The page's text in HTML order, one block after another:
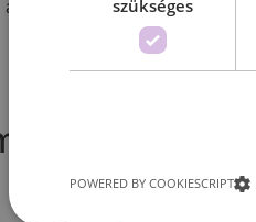
kertben vagy a teraszon.
szükséges
POWERED BY COOKIESCRIPT